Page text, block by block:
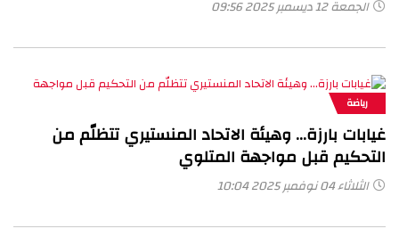
الجمعة 12 ديسمبر 2025 09:56
رياضة
غيابات بارزة… وهيئة الاتحاد المنستيري تتظلّم من
التحكيم قبل مواجهة المتلوي
الثلاثاء 04 نوفمبر 2025 10:04